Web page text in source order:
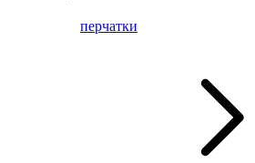
перчатки